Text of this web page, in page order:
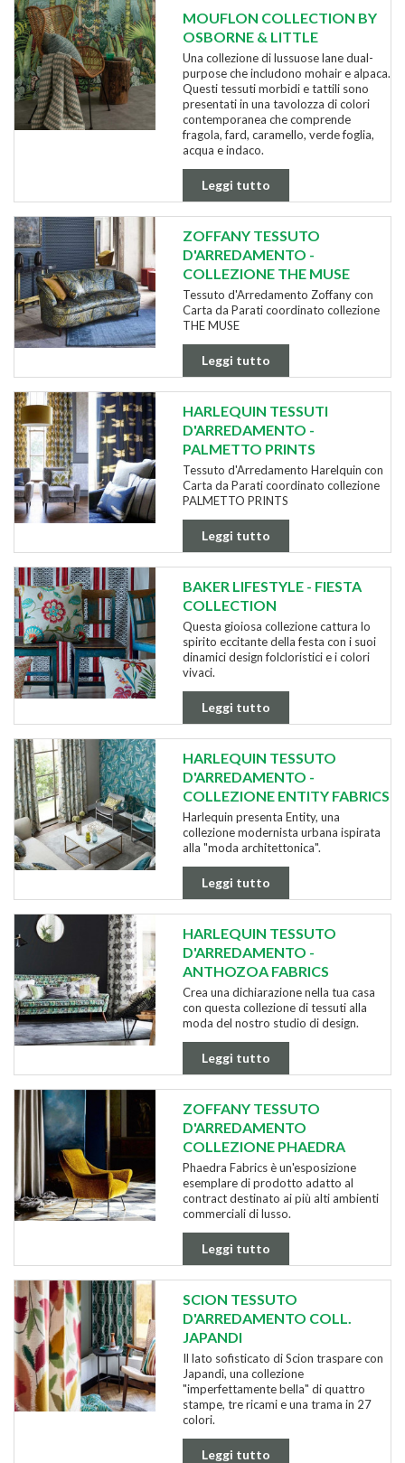
MOUFLON COLLECTION BY
OSBORNE & LITTLE
Una collezione di lussuose lane dual-
purpose che includono mohair e alpaca.
Questi tessuti morbidi e tattili sono
presentati in una tavolozza di colori
contemporanea che comprende
fragola, fard, caramello, verde foglia,
acqua e indaco.
Leggi tutto
ZOFFANY TESSUTO
D'ARREDAMENTO -
COLLEZIONE THE MUSE
Tessuto d'Arredamento Zoffany con
Carta da Parati coordinato collezione
THE MUSE
Leggi tutto
HARLEQUIN TESSUTI
D'ARREDAMENTO -
PALMETTO PRINTS
Tessuto d'Arredamento Harelquin con
Carta da Parati coordinato collezione
PALMETTO PRINTS
Leggi tutto
BAKER LIFESTYLE - FIESTA
COLLECTION
Questa gioiosa collezione cattura lo
spirito eccitante della festa con i suoi
dinamici design folcloristici e i colori
vivaci.
Leggi tutto
HARLEQUIN TESSUTO
D'ARREDAMENTO -
COLLEZIONE ENTITY FABRICS
Harlequin presenta Entity, una
collezione modernista urbana ispirata
alla "moda architettonica".
Leggi tutto
HARLEQUIN TESSUTO
D'ARREDAMENTO -
ANTHOZOA FABRICS
Crea una dichiarazione nella tua casa
con questa collezione di tessuti alla
moda del nostro studio di design.
Leggi tutto
ZOFFANY TESSUTO
D'ARREDAMENTO
COLLEZIONE PHAEDRA
Phaedra Fabrics è un'esposizione
esemplare di prodotto adatto al
contract destinato ai più alti ambienti
commerciali di lusso.
Leggi tutto
SCION TESSUTO
D'ARREDAMENTO COLL.
JAPANDI
Il lato sofisticato di Scion traspare con
Japandi, una collezione
"imperfettamente bella" di quattro
stampe, tre ricami e una trama in 27
colori.
Leggi tutto